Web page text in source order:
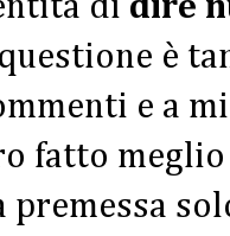
di dire
è
e a
fatto
premessa